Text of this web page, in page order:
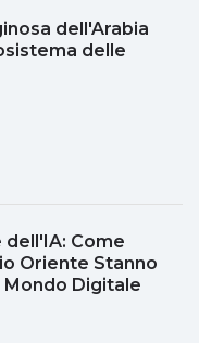
dell'Arabia
delle
dell'IA: Come
Oriente Stanno
Mondo Digitale